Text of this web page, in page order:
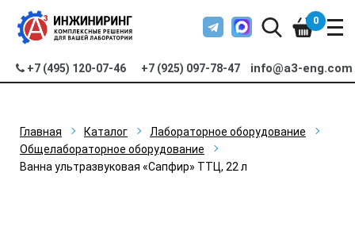
+7 (495) 120-07-46 +7 (925) 097-78-47 info@a3-eng.com
0
Главная Каталог
Лабораторное оборудование
Общелабораторное оборудование
Ванна ультразвуковая «Сапфир» ТТЦ, 22 л